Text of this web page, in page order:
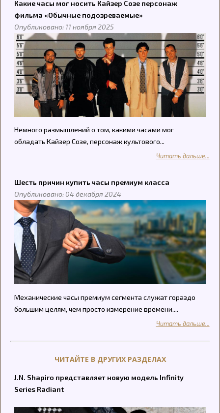
Какие часы мог носить Кайзер Созе персонаж
фильма «Обычные подозреваемые»
Опубликовано: 11 ноября 2025
Немного размышлений о том, какими часами мог
обладать Кайзер Созе, персонаж культового...
Читать дальше...
Шесть причин купить часы премиум класса
Опубликовано: 04 декабря 2024
Механические часы премиум сегмента служат гораздо
большим целям, чем просто измерение времени....
Читать дальше...
ЧИТАЙТЕ В ДРУГИХ РАЗДЕЛАХ
J.N. Shapiro представляет новую модель Infinity
Series Radiant